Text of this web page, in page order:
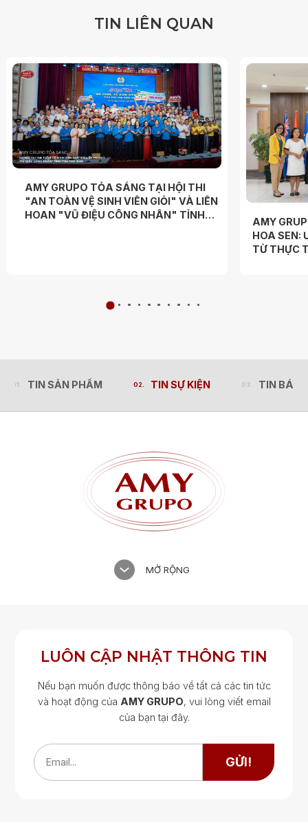
TIN LIÊN QUAN
AMY GRUPO TỎA SÁNG TẠI HỘI THI
"AN TOÀN VỆ SINH VIÊN GIỎI" VÀ LIÊN
HOAN "VŨ ĐIỆU CÔNG NHÂN" TỈNH
AMY
HOA SEN:
TỪ THỰC
TIN SẢN PHẨM
TIN SẢN PHẨM
TIN SỰ KIỆN
TIN SỰ KIỆN
TIN BÁO
TIN BÁO
MỞ RỘNG
LUÔN CẬP NHẬT THÔNG TIN
Nếu bạn muốn được thông báo về tất cả các tin tức
và hoạt động của AMY GRUPO, vui lòng viết email
của bạn tại đây.
Email... GỬI!